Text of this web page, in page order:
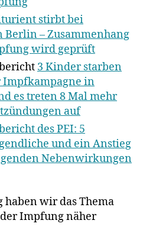
stirbt bei
Berlin – Zusammenhang
wird geprüft
3 Kinder starben
Impfkampagne in
es treten 8 Mal mehr
auf
des PEI: 5
und ein Anstieg
Nebenwirkungen
haben wir das Thema
Impfung näher